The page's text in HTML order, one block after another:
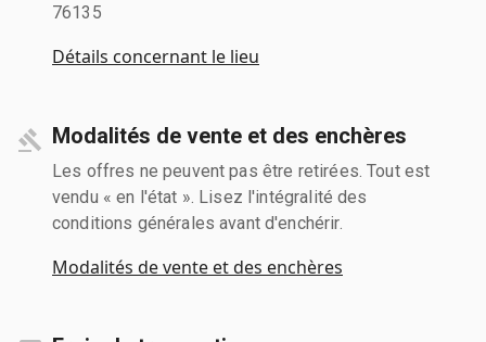
76135
Détails concernant le lieu
Modalités de vente et des enchères
Les offres ne peuvent pas être retirées. Tout est
vendu « en l'état ». Lisez l'intégralité des
conditions générales avant d'enchérir.
Modalités de vente et des enchères